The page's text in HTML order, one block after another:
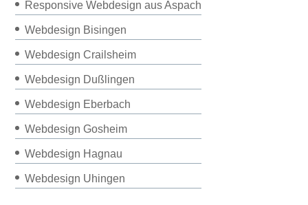
Responsive Webdesign aus Aspach
Webdesign Bisingen
Webdesign Crailsheim
Webdesign Dußlingen
Webdesign Eberbach
Webdesign Gosheim
Webdesign Hagnau
Webdesign Uhingen